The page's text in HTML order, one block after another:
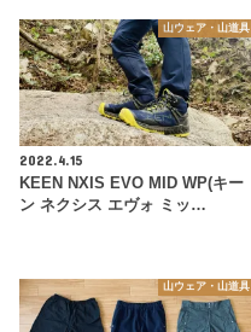
山ウェア・山道具
2022.4.15
KEEN NXIS EVO MID WP(キー
ン ネクシス エヴォ ミッ…
山ウェア・山道具